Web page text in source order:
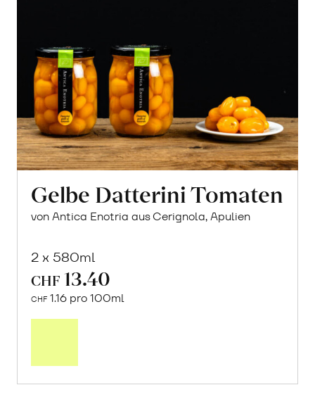
Gelbe Datterini Tomaten
von Antica Enotria aus Cerignola, Apulien
2 x 580ml
CHF 13.40
CHF 1.16 pro 100ml